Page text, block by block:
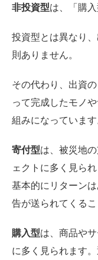
非投資型は、「購
投資型とは異なり
則ありません。
その代わり、出資
って完成したモノ
組みになっています
寄付型は、被災地
ェクトに多く見ら
基本的にリターン
告が送られてくるこ
購入型は、商品や
に多く見られます